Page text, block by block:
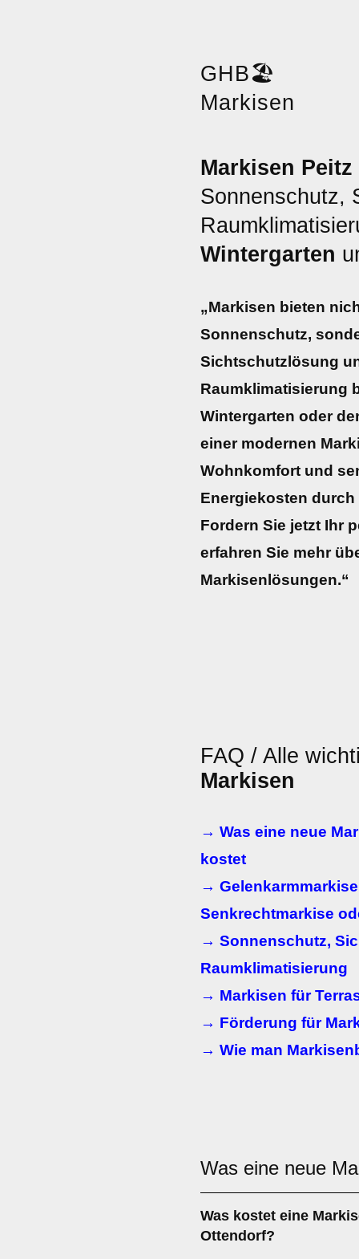
GHB🏖️
Markisen
Markisen
Sonnenschutz,
Wintergarten
„Markisen bieten
Sonnenschutz,
Sichtschutzlösung
Raumklimatisierung
Wintergarten oder
einer modernen
Wohnkomfort und
Energiekosten durch
Fordern Sie jetzt Ihr
erfahren Sie mehr
Markisenlösungen.“
FAQ / Alle
Markisen
→ Was eine neue
kostet
→
Senkrechtmarkise
→ Sonnenschutz,
Raumklimatisierung
→ Markisen für
→ Förderung für
→ Wie man
Was eine neue
Was kostet eine
Ottendorf?